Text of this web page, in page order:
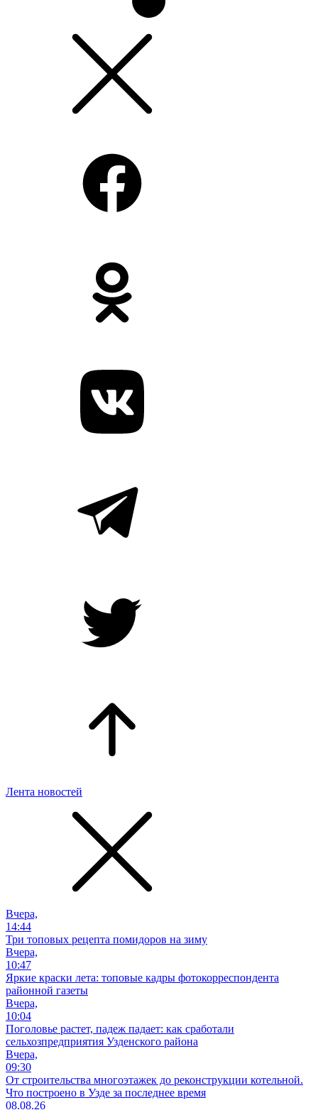
Лента новостей
Вчера,
14:44
Три топовых рецепта помидоров на зиму
Вчера,
10:47
Яркие краски лета: топовые кадры фотокорреспондента
районной газеты
Вчера,
10:04
Поголовье растет, падеж падает: как сработали
сельхозпредприятия Узденского района
Вчера,
09:30
От строительства многоэтажек до реконструкции котельной.
Что построено в Узде за последнее время
08.08.26